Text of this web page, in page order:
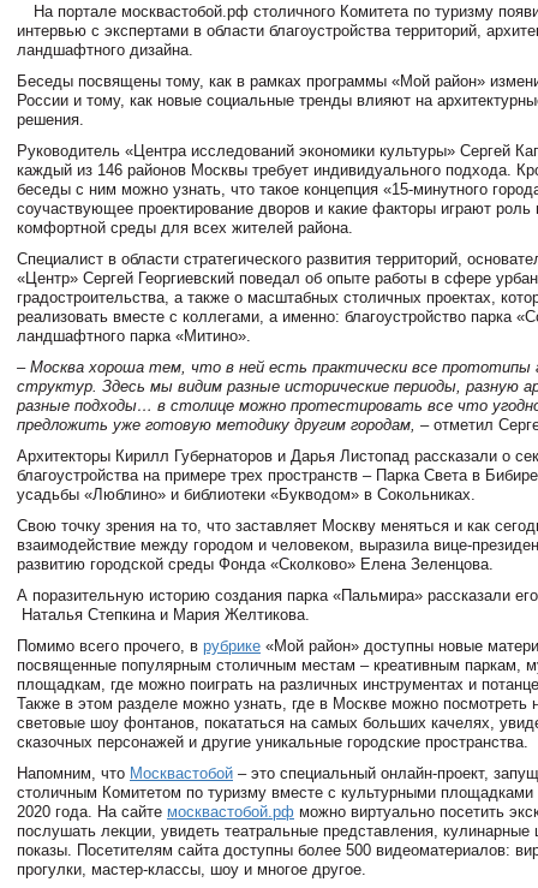
На портале москвастобой.рф столичного Комитета по туризму
интервью с экспертами в области благоустройства территорий,
ландшафтного дизайна.
Беседы посвящены тому, как в рамках программы «Мой район»
России и тому, как новые социальные тренды влияют на
решения.
Руководитель «Центра исследований экономики культуры» Сергей
каждый из 146 районов Москвы требует индивидуального подхода.
беседы с ним можно узнать, что такое концепция «15-минутного
соучаствующее проектирование дворов и какие факторы играют роль
комфортной среды для всех жителей района.
Специалист в области стратегического развития территорий,
«Центр» Сергей Георгиевский поведал об опыте работы в сфере
градостроительства, а также о масштабных столичных проектах,
реализовать вместе с коллегами, а именно: благоустройство парка
ландшафтного парка «Митино».
– Москва хороша тем, что в ней есть практически все прототипы
структур. Здесь мы видим разные исторические периоды, разную
разные подходы… в столице можно протестировать все что
предложить уже готовую методику другим городам, –отметил
Архитекторы Кирилл Губернаторов и Дарья Листопад рассказали о
благоустройства на примере трех пространств – Парка Света в
усадьбы «Люблино» и библиотеки «Букводом» в Сокольниках.
Свою точку зрения на то, что заставляет Москву меняться и как
взаимодействие между городом и человеком, выразила вице-
развитию городской среды Фонда «Сколково» Елена Зеленцова.
А поразительную историю создания парка «Пальмира» рассказали
Наталья Степкина и Мария Желтикова.
Помимо всего прочего, в рубрике «Мой район» доступны новые
посвященные популярным столичным местам – креативным паркам,
площадкам, где можно поиграть на различных инструментах и
Также в этом разделе можно узнать, где в Москве можно
световые шоу фонтанов, покататься на самых больших качелях,
сказочных персонажей и другие уникальные городские пространства.
Напомним, что Москвастобой – это специальный онлайн-проект,
столичным Комитетом по туризму вместе с культурными площадками
2020 года. На сайте москвастобой.рф можно виртуально посетить
послушать лекции, увидеть театральные представления,
показы. Посетителям сайта доступны более 500 видеоматериалов:
прогулки, мастер-классы, шоу и многое другое.